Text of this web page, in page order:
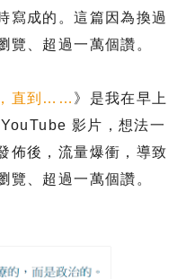
寫成的。這篇因為換過
覽、超過一萬個讚。
直到 …… 》是我在早上
YouTube 影片，想法一
佈後，流量爆衝，導致
覽、超過一萬個讚。